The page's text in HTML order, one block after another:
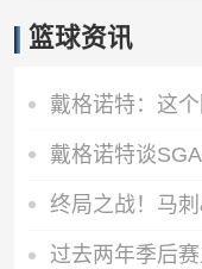
篮球资讯